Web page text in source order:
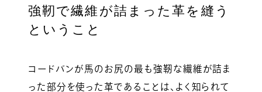
強靭で繊維が詰まった革を縫う
ということ
コードバンが馬のお尻の最も強靭な繊維が詰ま
った部分を使った革であることは、よく知られて